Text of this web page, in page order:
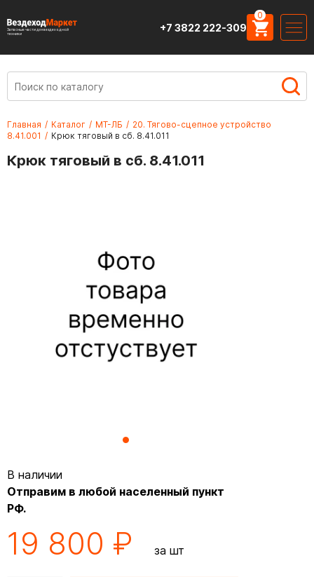
Запасные части для вездеходной
техники
+7 3822 222-309
0
Главная / Каталог / МТ-ЛБ / 20. Тягово-сцепное устройство
8.41.001 / Крюк тяговый в сб. 8.41.011
Крюк тяговый в сб. 8.41.011
В наличии
Отправим в любой населенный пункт
РФ.
19 800 ₽ за шт